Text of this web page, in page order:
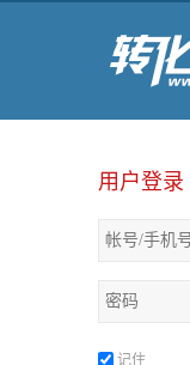
用户登录
记住